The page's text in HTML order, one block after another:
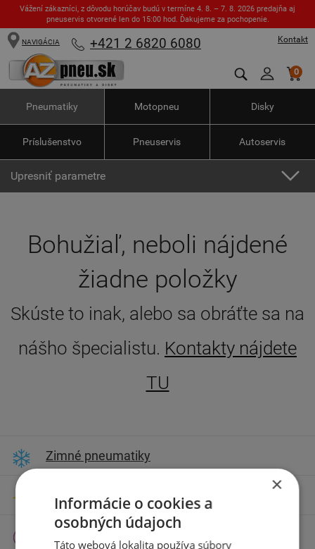
Vážení zákazníci, z dôvodu horúčav budú v termíne 4. 8. – 7. 8. 2026 predajňa aj
pneuservis otvorené len do 15:00 hod. Ďakujeme za pochopenie.
Kontakt
NAVIGÁCIA +421 2 6820 6080
0
Pneumatiky Motopneu Disky
Príslušenstvo Pneuservis Autoservis
Upresniť parametre
Bohužiaľ, neboli nájdené
žiadne položky
Skúste to inak, alebo sa obráťte sa na
nášho špecialistu. Kontakty nájdete
TU
Zimné pneumatiky
Letné pneumatiky
Celoročné pneumatiky
×
Informácie o cookies a
osobných údajoch
Táto webová lokalita používa súbory